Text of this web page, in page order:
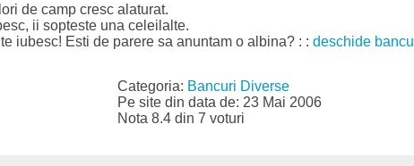
de camp cresc alaturat.
ii sopteste una celeilalte.
iubesc! Esti de parere sa anuntam o albina? : : deschide bancul
Categoria: Bancuri Diverse
Pe site din data de: 23 Mai 2006
Nota 8.4 din 7 voturi